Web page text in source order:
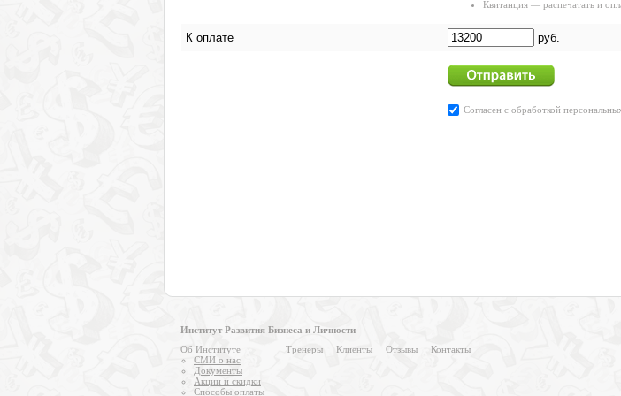
Институт Развития Бизнеса и Личности
Об Институте
СМИ о нас
Документы
Акции и скидки
Способы оплаты
Тренеры Клиенты Отзывы Контакты